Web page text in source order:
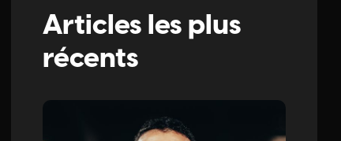
Articles les plus
récents